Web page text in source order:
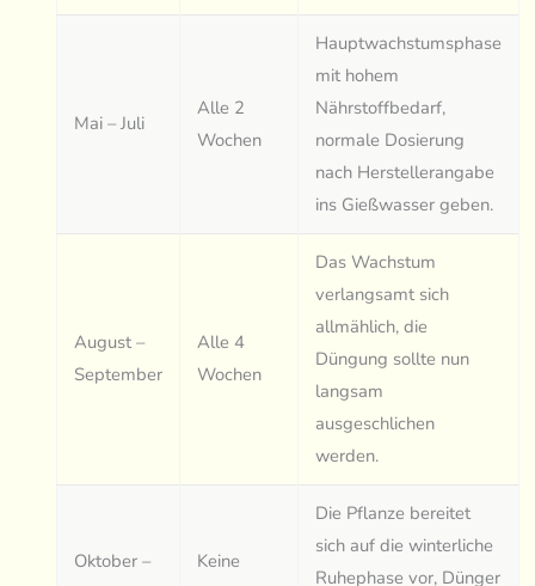
Mai – Juli
Alle 2
Wochen
Hauptwachstumsphase
mit hohem
Nährstoffbedarf,
normale Dosierung
nach Herstellerangabe
ins Gießwasser geben.
August –
September
Alle 4
Wochen
Das Wachstum
verlangsamt sich
allmählich, die
Düngung sollte nun
langsam
ausgeschlichen
werden.
Oktober –
Keine
Die Pflanze bereitet
sich auf die winterliche
Ruhephase vor, Dünger